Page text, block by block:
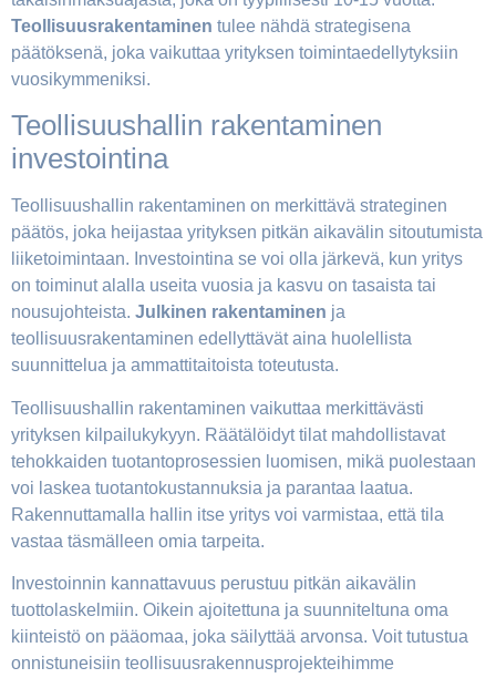
Teollisuusrakentaminen tulee nähdä strategisena
päätöksenä, joka vaikuttaa yrityksen toimintaedellytyksiin
vuosikymmeniksi.
Teollisuushallin rakentaminen
investointina
Teollisuushallin rakentaminen on merkittävä strateginen
päätös, joka heijastaa yrityksen pitkän aikavälin sitoutumista
liiketoimintaan. Investointina se voi olla järkevä, kun yritys
on toiminut alalla useita vuosia ja kasvu on tasaista tai
nousujohteista. Julkinen rakentaminen ja
teollisuusrakentaminen edellyttävät aina huolellista
suunnittelua ja ammattitaitoista toteutusta.
Teollisuushallin rakentaminen vaikuttaa merkittävästi
yrityksen kilpailukykyyn. Räätälöidyt tilat mahdollistavat
tehokkaiden tuotantoprosessien luomisen, mikä puolestaan
voi laskea tuotantokustannuksia ja parantaa laatua.
Rakennuttamalla hallin itse yritys voi varmistaa, että tila
vastaa täsmälleen omia tarpeita.
Investoinnin kannattavuus perustuu pitkän aikavälin
tuottolaskelmiin. Oikein ajoitettuna ja suunniteltuna oma
kiinteistö on pääomaa, joka säilyttää arvonsa. Voit tutustua
onnistuneisiin teollisuusrakennusprojekteihimme